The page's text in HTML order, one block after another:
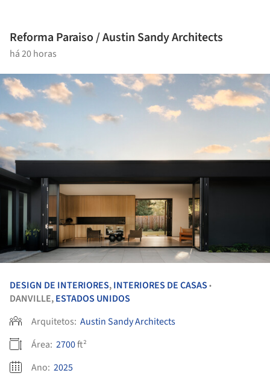
Reforma Paraiso / Austin Sandy Architects
há 20 horas
DESIGN DE INTERIORES,INTERIORES DE CASAS •
DANVILLE,ESTADOS UNIDOS
Arquitetos: Austin Sandy Architects
Área: 2700ft²
Ano: 2025